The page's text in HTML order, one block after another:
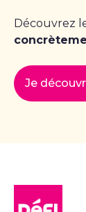
Découvrez
Je